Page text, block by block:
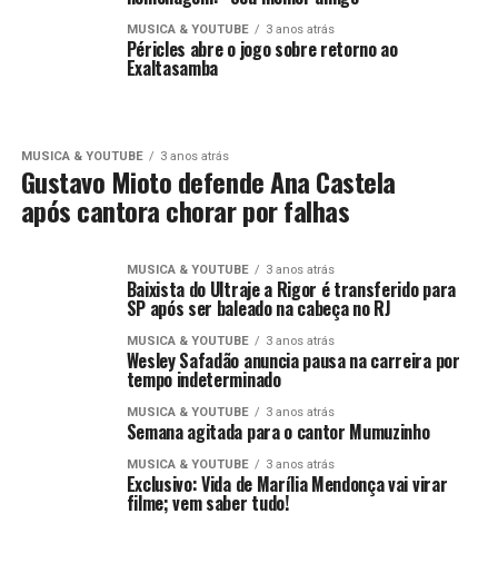
MUSICA & YOUTUBE 3 anos atrás
Péricles abre o jogo sobre retorno ao
Exaltasamba
MUSICA & YOUTUBE 3 anos atrás
Gustavo Mioto defende Ana Castela
após cantora chorar por falhas
MUSICA & YOUTUBE 3 anos atrás
Baixista do Ultraje a Rigor é transferido para
SP após ser baleado na cabeça no RJ
MUSICA & YOUTUBE 3 anos atrás
Wesley Safadão anuncia pausa na carreira por
tempo indeterminado
MUSICA & YOUTUBE 3 anos atrás
Semana agitada para o cantor Mumuzinho
MUSICA & YOUTUBE 3 anos atrás
Exclusivo: Vida de Marília Mendonça vai virar
filme; vem saber tudo!